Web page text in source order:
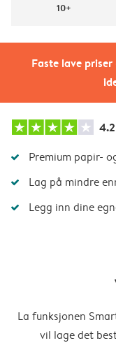
Faste lave
10+
4.2
Premium papir-
Lag på mindre
Legg inn dine
La funksjonen
vil lage det